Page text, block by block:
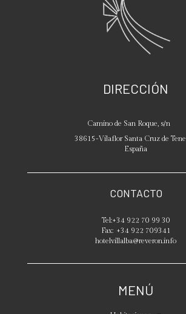
DIRECCIÓN
Camino de San Roque, s/n
38615-Vilaflor Santa Cruz de
España
CONTACTO
Tel:+34 922 70 99 30
Fax: +34 922 709341
hotelvillalba@reveron.info
MENÚ